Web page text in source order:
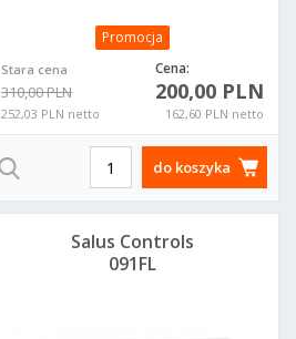
Promocja
Stara cena
310,00 PLN
252,03 PLN netto
Cena:
200,00 PLN
162,60 PLN netto
do koszyka
Salus Controls
091FL